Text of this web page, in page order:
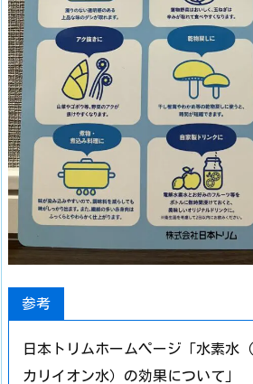
参考
日本トリムホームページ「水素水
カリイオン水）の効果について」